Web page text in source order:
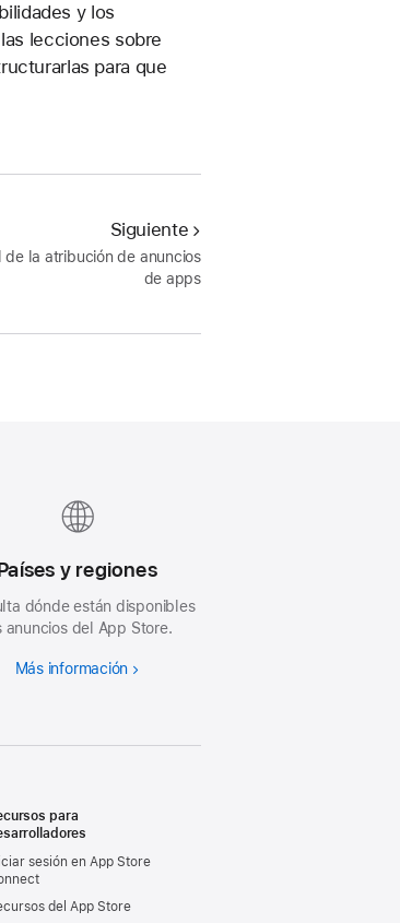
y los
lecciones sobre
para que
Siguiente
de la atribución de anuncios
de apps
y regiones
dónde están disponibles
anuncios del App Store.
Más información
para
sesión en App Store
del App Store